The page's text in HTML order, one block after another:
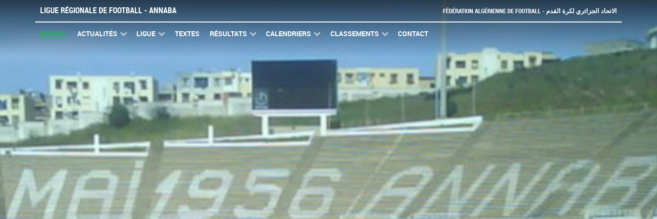
LIGUE RÉGIONALE DE FOOTBALL - ANNABA FÉDÉRATION ALGÉRIENNE DE FOOTBALL - الاتحاد الجزائري لكرة القدم
ACCUEIL ACTUALITÉS LIGUE TEXTES RÉSULTATS CALENDRIERS CLASSEMENTS CONTACT